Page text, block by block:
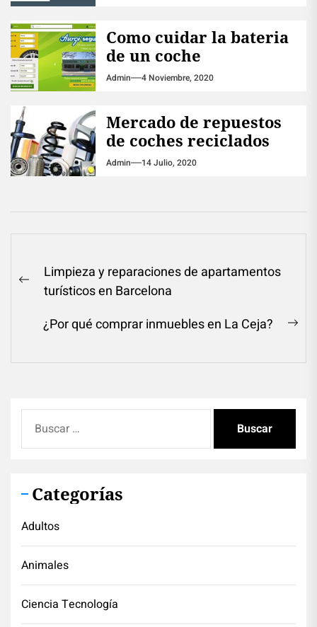
Como cuidar la bateria
de un coche
Admin 4 Noviembre, 2020
Mercado de repuestos
de coches reciclados
Admin 14 Julio, 2020
Navegación
dePrevious
Limpieza y reparaciones de apartamentos
turísticos en Barcelona
¿Por qué comprar inmuebles en La Ceja?
Categorías
Adultos
Animales
Ciencia Tecnología